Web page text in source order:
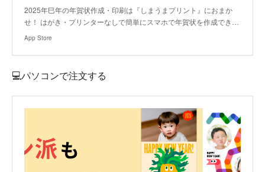
‎2025年巳年の年賀状作成・印刷は『しまうまプリント』におまか
せ！ はがき・プリンターなしで簡単にスマホで年賀状を作成でき…
App Store
💻パソコンで注文する